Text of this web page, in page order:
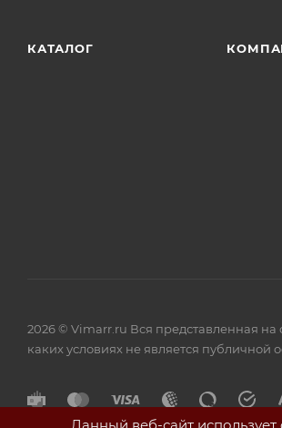
КАТАЛОГ
2026 © Vimarr.ru Вся представленная
каких условиях не является